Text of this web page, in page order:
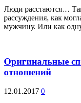
Люди расстаются…
рассуждения, как
мужчину. Или как
Оригинальные
отношений
12.01.2017 0